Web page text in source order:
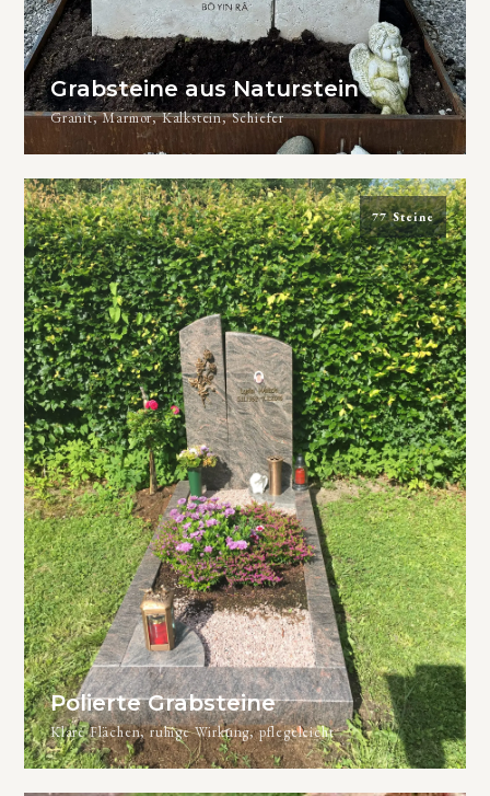
Grabsteine aus Naturstein
Granit, Marmor, Kalkstein, Schiefer
77 Steine
Polierte Grabsteine
Klare Flächen, ruhige Wirkung, pflegeleicht